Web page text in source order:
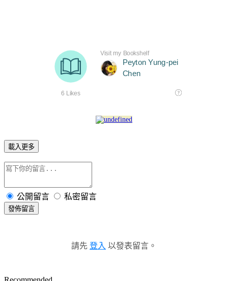
載入更多
公開留言 私密留言
發佈留言
請先 登入 以發表留言。